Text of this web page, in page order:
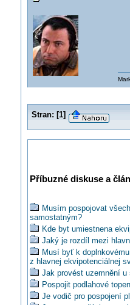
Stran: [1]
Příbuzné diskuse a
Musím pospojovat
samostatným?
Kde byt umiestnena
Jaký je rozdíl mezi
Musí byť k
z hlavnej ekvipotenciálnej
Jak provést uzemnění u
Pospojit podlahové
Je vodič pro pospojení